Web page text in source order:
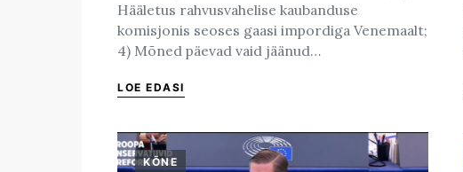
Hääletus rahvusvahelise kaubanduse
komisjonis seoses gaasi impordiga Venemaalt;
4) Mõned päevad vaid jäänud…
LOE EDASI
KÕNE